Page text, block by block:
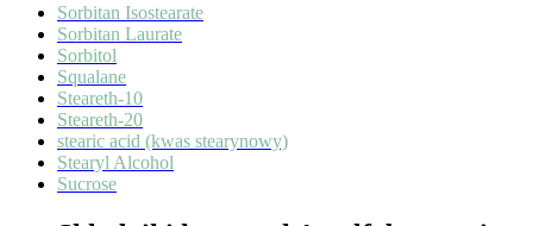
Sorbitan Isostearate
Sorbitan Laurate
Sorbitol
Squalane
Steareth-10
Steareth-20
stearic acid (kwas stearynowy)
Stearyl Alcohol
Sucrose